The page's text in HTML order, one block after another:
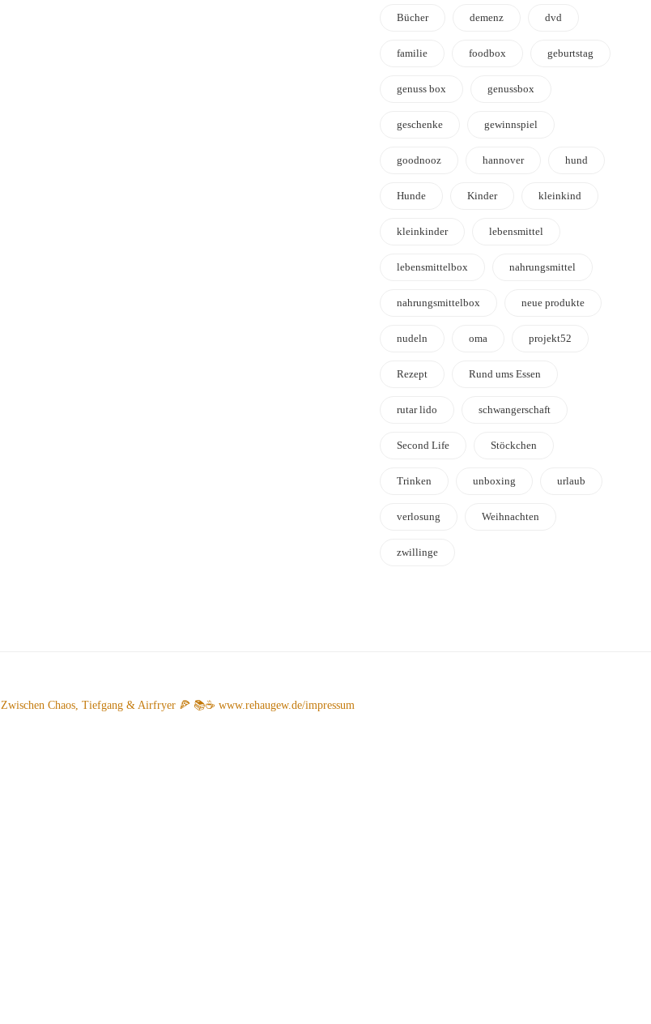
Bücher demenz dvd
familie foodbox geburtstag
genuss box genussbox
geschenke gewinnspiel
goodnooz hannover hund
Hunde Kinder kleinkind
kleinkinder lebensmittel
lebensmittelbox nahrungsmittel
nahrungsmittelbox neue produkte
nudeln oma projekt52
Rezept Rund ums Essen
rutar lido schwangerschaft
Second Life Stöckchen
Trinken unboxing urlaub
verlosung Weihnachten
zwillinge
Zwischen Chaos, Tiefgang & Airfryer 🍕 📚☕️ www.rehaugew.de/impressum